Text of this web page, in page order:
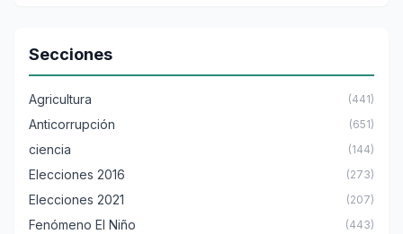
Secciones
Agricultura (441)
Anticorrupción (651)
ciencia (144)
Elecciones 2016 (273)
Elecciones 2021 (207)
Fenómeno El Niño (443)